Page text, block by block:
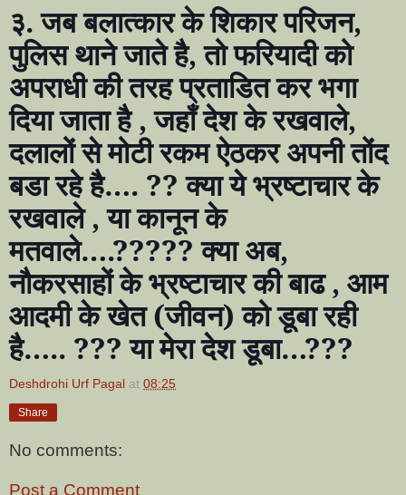
३. जब बलात्कार के शिकार परिजन,
पुलिस थाने जाते है,तो फरियादी को
अपराधी की तरह प्रताडित कर भगा
दिया जाता है,जहाँ देश के रखवाले,
दलालों से मोटी रकम ऐठकर अपनी तोंद
बडा रहे है…. ??क्या ये भ्रष्टाचार के
रखवाले,या कानून के
मतवाले….?????क्या अब,
नौकरसाहों के भ्रष्टाचार की बाढ, आम
आदमी के खेत (जीवन) को डूबा रही
है….. ???या मेरा देश डूबा…???
Deshdrohi Urf Pagal at 08:25
Share
No comments:
Post a Comment